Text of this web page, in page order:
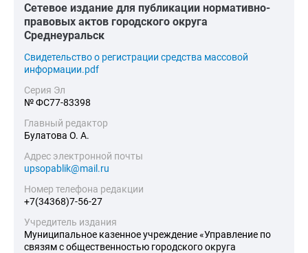
Cетевое издание для публикации нормативно-
правовых актов городского округа
Среднеуральск
Cвидетельство о регистрации средства массовой
информации.pdf
Серия Эл
№ ФС77-83398
Главный редактор
Булатова О. А.
Адрес электронной почты
upsopablik@mail.ru
Номер телефона редакции
+7(34368)7-56-27
Учредитель издания
Муниципальное казенное учреждение «Управление по
связям с общественностью городского округа